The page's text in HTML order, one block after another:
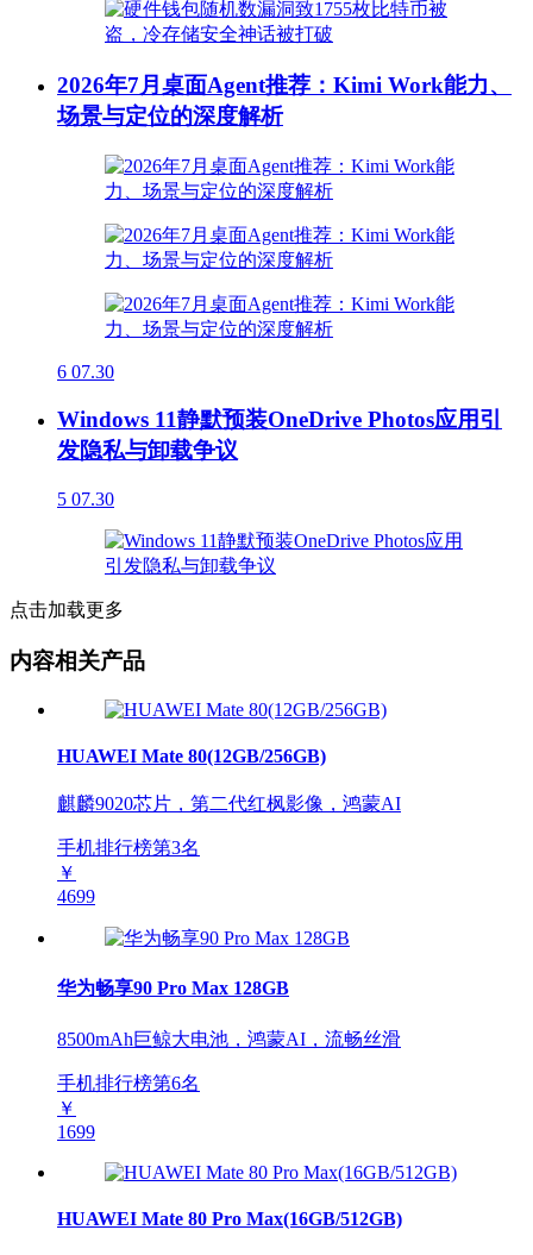
2026年7月桌面Agent推荐：Kimi Work能力、
场景与定位的深度解析
6 07.30
Windows 11静默预装OneDrive Photos应用引
发隐私与卸载争议
5 07.30
点击加载更多
内容相关产品
HUAWEI Mate 80(12GB/256GB)
麒麟9020芯片，第二代红枫影像，鸿蒙AI
手机排行榜第3名
￥
4699
华为畅享90 Pro Max 128GB
8500mAh巨鲸大电池，鸿蒙AI，流畅丝滑
手机排行榜第6名
￥
1699
HUAWEI Mate 80 Pro Max(16GB/512GB)